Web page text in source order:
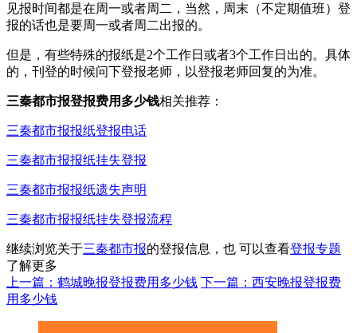
见报时间都是在周一或者周二，当然，周末（不定期值班）登
报的话也是要周一或者周二出报的。
但是，有些特殊的报纸是2个工作日或者3个工作日出的。具体
的，刊登的时候问下登报老师，以登报老师回复的为准。
三秦都市报登报费用多少钱相关推荐：
三秦都市报报纸登报电话
三秦都市报报纸挂失登报
三秦都市报报纸遗失声明
三秦都市报报纸挂失登报流程
继续浏览关于三秦都市报的登报信息，也 可以查看登报专题
了解更多
上一篇：鹤城晚报登报费用多少钱 下一篇：西安晚报登报费
用多少钱